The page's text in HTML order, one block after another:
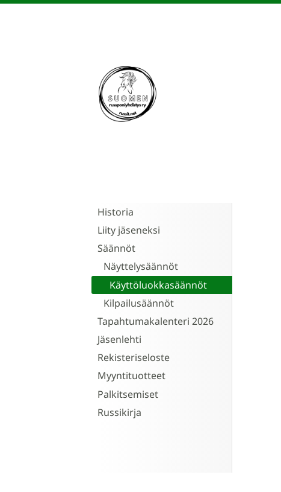
Suomen Russponiyhdistys
Historia
Liity jäseneksi
Säännöt
Näyttelysäännöt
Käyttöluokkasäännöt
Kilpailusäännöt
Tapahtumakalenteri 2026
Jäsenlehti
Rekisteriseloste
Myyntituotteet
Palkitsemiset
Russikirja